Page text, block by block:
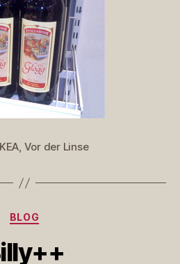
, Vor der Linse
Kategorien
BLOG